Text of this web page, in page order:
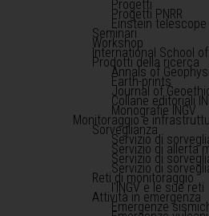
Progetti
Progetti PNRR
Einstein telescope
Seminari
Workshop
International School
Prodotti della ricerca
Annals of
Earth-prints
Journal of
Collane editoriali
Monografie INGV
Monitoraggio e
Sorveglianza
Servizio di
Servizio di allerta
Servizio di
Servizio di
Reti di monitoraggio
l'INGV e le sue reti
Attività in emergenza
Emergenze